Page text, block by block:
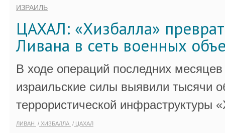
ИЗРАИЛЬ
ЦАХАЛ: «Хизбалла»
Ливана в сеть военных
В ходе операций последних
израильские силы выявили тысячи
террористической инфраструктуры
ЛИВАН ХИЗБАЛЛА ЦАХАЛ